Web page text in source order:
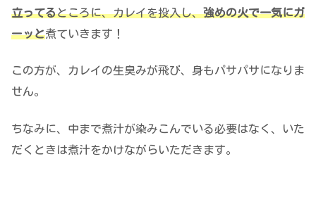
立ってるところに、カレイを投入し、強めの火で一気にガ
ーッと煮ていきます！
この方が、カレイの生臭みが飛び、身もパサパサになりま
せん。
ちなみに、中まで煮汁が染みこんでいる必要はなく、いた
だくときは煮汁をかけながらいただきます。